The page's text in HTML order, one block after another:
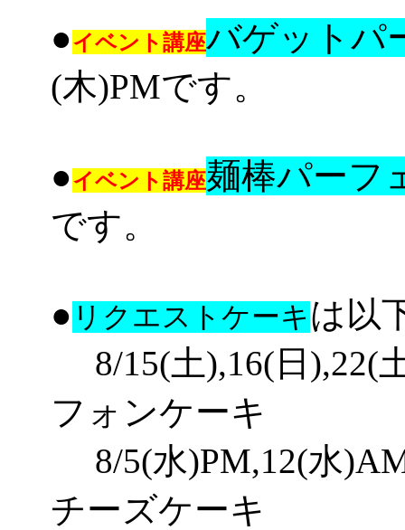
●イベント講座バゲットパ
(木)PMです。
●イベント講座麺棒パーフ
です。
● リクエストケーキ は以
8/15(土),16(日),22(
フォンケーキ
8/5(水)PM,12(水
チーズケーキ